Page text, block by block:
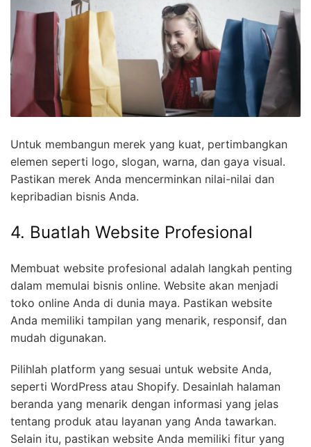
Untuk membangun merek yang kuat, pertimbangkan
elemen seperti logo, slogan, warna, dan gaya visual.
Pastikan merek Anda mencerminkan nilai-nilai dan
kepribadian bisnis Anda.
4. Buatlah Website Profesional
Membuat website profesional adalah langkah penting
dalam memulai bisnis online. Website akan menjadi
toko online Anda di dunia maya. Pastikan website
Anda memiliki tampilan yang menarik, responsif, dan
mudah digunakan.
Pilihlah platform yang sesuai untuk website Anda,
seperti WordPress atau Shopify. Desainlah halaman
beranda yang menarik dengan informasi yang jelas
tentang produk atau layanan yang Anda tawarkan.
Selain itu, pastikan website Anda memiliki fitur yang